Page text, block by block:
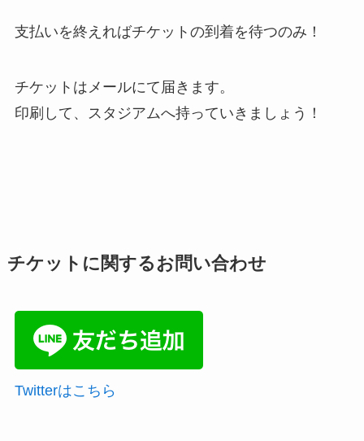
支払いを終えればチケットの到着を待つのみ！
チケットはメールにて届きます。
印刷して、スタジアムへ持っていきましょう！
チケットに関するお問い合わせ
Twitterはこちら